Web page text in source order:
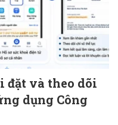
đặt và theo dõi
dụng Công